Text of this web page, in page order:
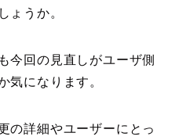
ょうか。
今回の見直しがユーザ側
気になります。
の詳細やユーザーにとっ